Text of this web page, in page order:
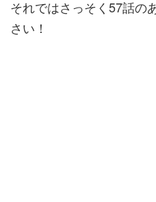
それではさっそく57話の
さい！